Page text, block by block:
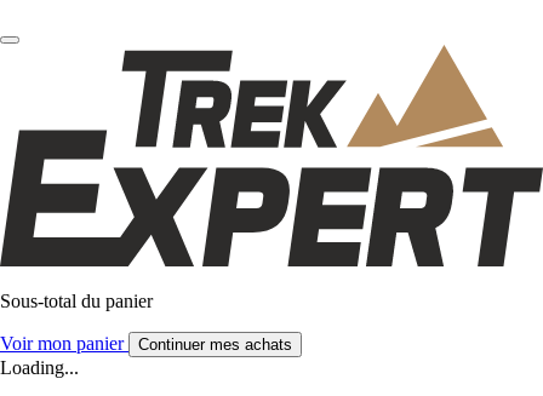
Sous-total du panier
Voir mon panier Continuer mes achats
Loading...